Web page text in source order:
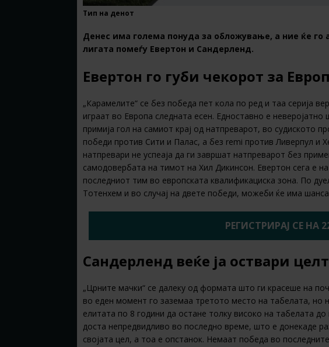
Тип на денот
Денес има голема понуда за обложување, а ние ќе
лигата помеѓу Евертон и Сандерленд.
Евертон го губи чекорот за
„Карамелите“ се без победа пет кола по ред и таа серија
играат во Европа следната есен. Едноставно е
примија гол на самиот крај од натпреварот, во судиското
победи против Сити и Палас, а без remi против Ливерпул и
натпревари не успеаја да ги завршат натпреварот без
самодовербата на тимот на Хил Дикинсон. Евертон сега е
последниот тим во европската квалификациска зона. По
Тотенхем и во случај на двете победи, можеби ќе има
РЕГИСТРИРАЈ СЕ НА
Сандерленд веќе ја оствари
„Црните мачки“ се далеку од формата што ги красеше на
во еден момент го заземаа третото место на табелата,
елитата по 8 години да остане толку високо на табелата до
доста непредвидливо во последно време, што е донекаде
својата цел, а тоа е опстанок. Немаат победа во